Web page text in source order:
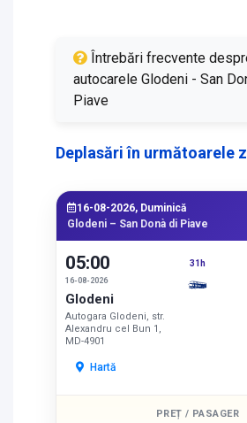
Întrebări frecvente
autocarele Glodeni - San
Piave
Deplasări în următoarele
16-08-2026, Duminică
Glodeni – San Donà di Piave
05:00
16-08-2026
Glodeni
Autogara Glodeni, str.
Alexandru cel Bun 1,
MD-4901
Hartă
31h
PREȚ / PASAGER